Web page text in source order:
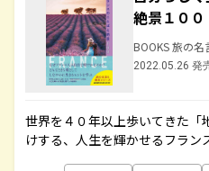
絶景１００
BOOKS 旅の名
2022.05.26 発
世界を４０年以上歩いてきた「
けする、人生を輝かせるフラン